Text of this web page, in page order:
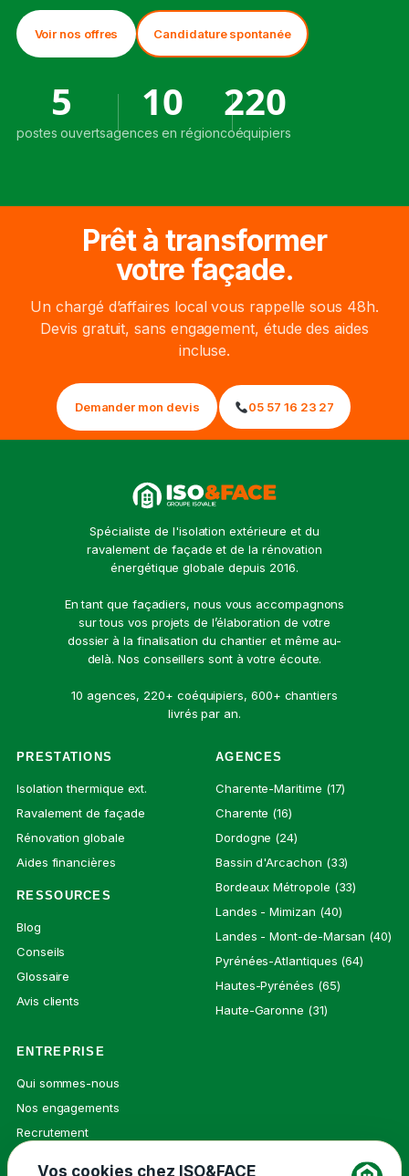
Voir nos offres Candidature spontanée
5
postes ouverts
10
agences en région
220
coéquipiers
Prêt à transformer
votre façade.
Un chargé d’affaires local vous rappelle sous 48h.
Devis gratuit, sans engagement, étude des aides
incluse.
Demander mon devis 05 57 16 23 27
Spécialiste de l'isolation extérieure et du
ravalement de façade et de la rénovation
énergétique globale depuis 2016.
En tant que façadiers, nous vous accompagnons
sur tous vos projets de l’élaboration de votre
dossier à la finalisation du chantier et même au-
delà. Nos conseillers sont à votre écoute.
10 agences, 220+ coéquipiers, 600+ chantiers
livrés par an.
PRESTATIONS
Isolation thermique ext.
Ravalement de façade
Rénovation globale
Aides financières
RESSOURCES
Blog
Conseils
Glossaire
Avis clients
AGENCES
Charente-Maritime (17)
Charente (16)
Dordogne (24)
Bassin d'Arcachon (33)
Bordeaux Métropole (33)
Landes - Mimizan (40)
Landes - Mont-de-Marsan (40)
Pyrénées-Atlantiques (64)
Hautes-Pyrénées (65)
Haute-Garonne (31)
ENTREPRISE
Qui sommes-nous
Nos engagements
Recrutement
Vos cookies chez ISO&FACE